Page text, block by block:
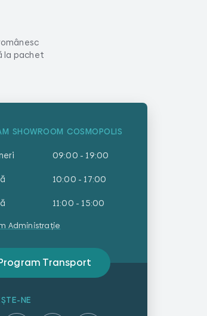
la pachet
SHOWROOM COSMOPOLIS
09:00 - 19:00
10:00 - 17:00
11:00 - 15:00
Administrație
Transport
NE